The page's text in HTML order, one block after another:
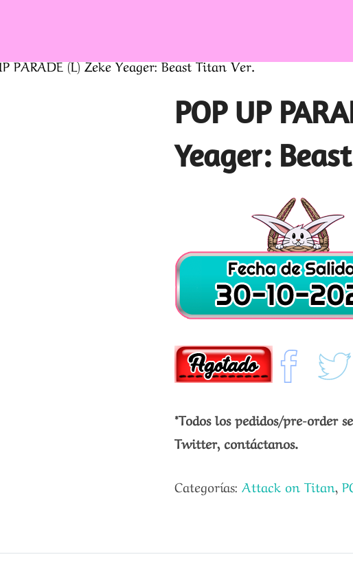
PARADE (L) Zeke Yeager: Beast Titan Ver.
POP UP
Yeager:
*Todos los pedidos/pre-order
Twitter, contáctanos.
Categorías: Attack on Titan,